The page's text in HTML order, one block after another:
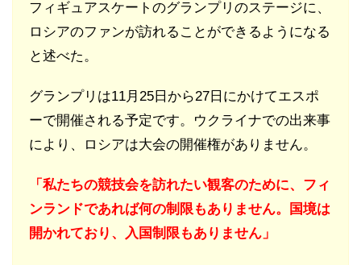
フィギュアスケートのグランプリのステージに、
ロシアのファンが訪れることができるようになる
と述べた。
グランプリは11月25日から27日にかけてエスポ
ーで開催される予定です。ウクライナでの出来事
により、ロシアは大会の開催権がありません。
「私たちの競技会を訪れたい観客のために、フィ
ンランドであれば何の制限もありません。国境は
開かれており、入国制限もありません」